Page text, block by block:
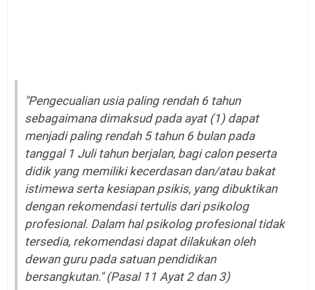
"Pengecualian usia paling rendah 6 tahun
sebagaimana dimaksud pada ayat (1) dapat
menjadi paling rendah 5 tahun 6 bulan pada
tanggal 1 Juli tahun berjalan, bagi calon peserta
didik yang memiliki kecerdasan dan/atau bakat
istimewa serta kesiapan psikis, yang dibuktikan
dengan rekomendasi tertulis dari psikolog
profesional. Dalam hal psikolog profesional tidak
tersedia, rekomendasi dapat dilakukan oleh
dewan guru pada satuan pendidikan
bersangkutan." (Pasal 11 Ayat 2 dan 3)